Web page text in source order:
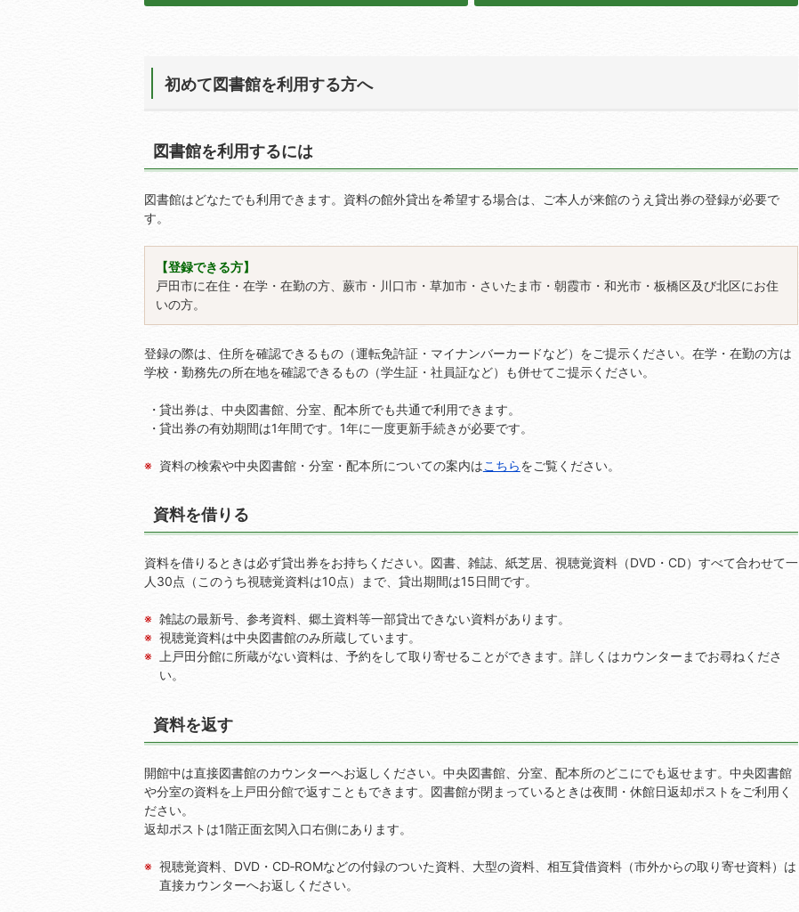
初めて図書館を利用する方へ
図書館を利用するには
図書館はどなたでも利用できます。資料の館外貸出を希望する場合は、ご本人が来館のうえ貸出券の登録が必要で
す。
【登録できる方】
戸田市に在住・在学・在勤の方、蕨市・川口市・草加市・さいたま市・朝霞市・和光市・板橋区及び北区にお住
いの方。
登録の際は、住所を確認できるもの（運転免許証・マイナンバーカードなど）をご提示ください。在学・在勤の方は
学校・勤務先の所在地を確認できるもの（学生証・社員証など）も併せてご提示ください。
貸出券は、中央図書館、分室、配本所でも共通で利用できます。
貸出券の有効期間は1年間です。1年に一度更新手続きが必要です。
資料の検索や中央図書館・分室・配本所についての案内はこちらをご覧ください。
資料を借りる
資料を借りるときは必ず貸出券をお持ちください。図書、雑誌、紙芝居、視聴覚資料（DVD・CD）すべて合わせて一
人30点（このうち視聴覚資料は10点）まで、貸出期間は15日間です。
雑誌の最新号、参考資料、郷土資料等一部貸出できない資料があります。
視聴覚資料は中央図書館のみ所蔵しています。
上戸田分館に所蔵がない資料は、予約をして取り寄せることができます。詳しくはカウンターまでお尋ねくださ
い。
資料を返す
開館中は直接図書館のカウンターへお返しください。中央図書館、分室、配本所のどこにでも返せます。中央図書館
や分室の資料を上戸田分館で返すこともできます。図書館が閉まっているときは夜間・休館日返却ポストをご利用く
ださい。
返却ポストは1階正面玄関入口右側にあります。
視聴覚資料、DVD・CD‐ROMなどの付録のついた資料、大型の資料、相互貸借資料（市外からの取り寄せ資料）は
直接カウンターへお返しください。